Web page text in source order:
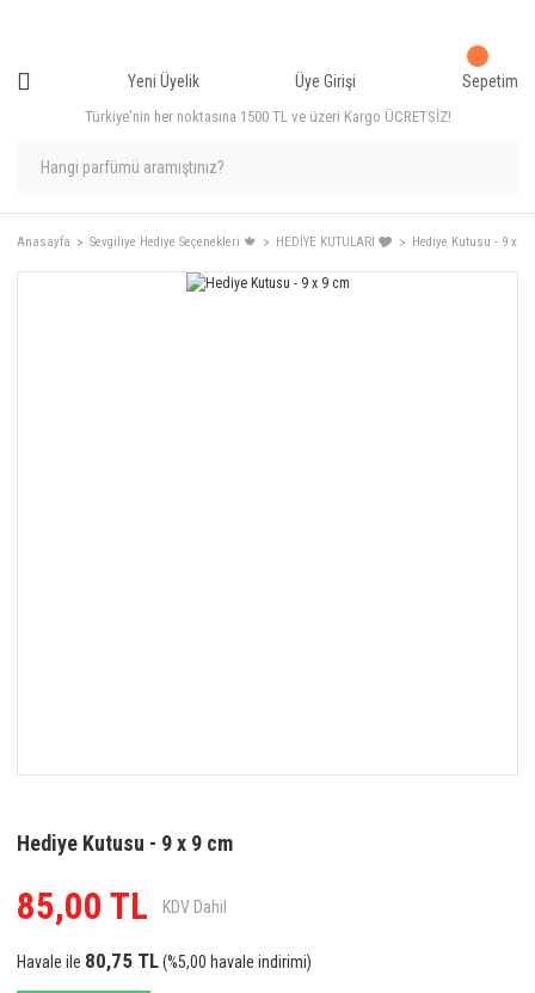
Türkiye'nin her noktasına 1500 TL ve üzeri Kargo ÜCRETSİZ!
Yeni Üyelik Üye Girişi Sepetim
Anasayfa Sevgiliye Hediye Seçenekleri 🍁 HEDİYE KUTULARI 🎔 Hediye Kutusu - 9 x 9
Hediye Kutusu - 9 x 9 cm
85,00 TL KDV Dahil
Havale ile 80,75 TL(%5,00 havale indirimi)